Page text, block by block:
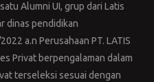
Alumni UI, grup dari Latis
dinas pendidikan
a.n Perusahaan PT. LATIS
Privat berpengalaman dalam
terseleksi sesuai dengan